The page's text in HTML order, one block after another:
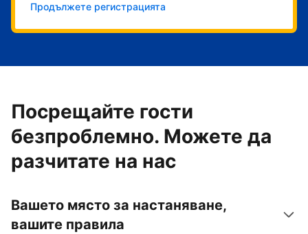
Продължете регистрацията
Посрещайте гости
безпроблемно. Можете да
разчитате на нас
Вашето място за настаняване,
вашите правила